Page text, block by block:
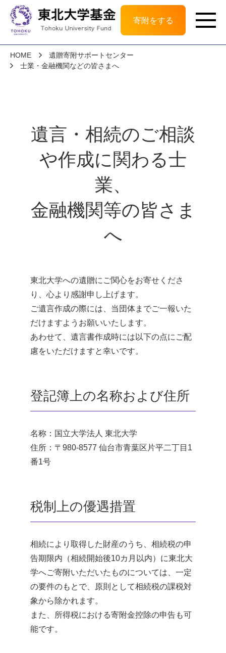
寄附をする
HOME
遺贈寄附サポートセンター
士業・金融機関などの皆さまへ
遺言・相続のご相談
や作成に関わる士
業、
金融機関等の皆さま
へ
東北大学への遺贈にご関心をお寄せくださ
り、心より感謝申し上げます。
ご遺言作成の際には、当団体までご一報いた
だけますようお願いいたします。
あわせて、遺言書作成時には以下の点にご配
慮をいただけますと幸いです。
登記簿上の名称および住所
名称：国立大学法人 東北大学
住所：〒980-8577 仙台市青葉区片平二丁目1
番1号
税制上の優遇措置
相続により取得した財産のうち、相続税の申
告期限内（相続開始後10カ月以内）に東北大
学へご寄附いただいたものについては、一定
の要件のもとで、原則として相続税の課税対
象から除かれます。
また、所得税における寄附金控除の申告も可
能です。